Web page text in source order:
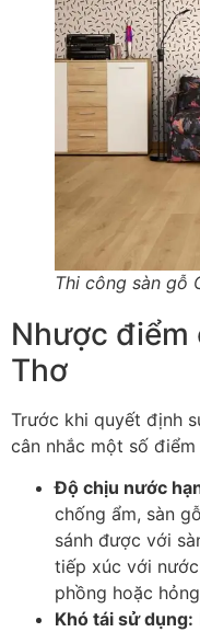
Thi công sàn gỗ
Nhược điểm
Thơ
Trước khi quyết định
cân nhắc một số điểm
Độ chịu nước
chống ẩm, sàn
sánh được với
tiếp xúc với
phồng hoặc
Khó tái sử dụng: